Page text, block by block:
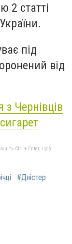
2 статті
під
від
Чернівців
Ctrl + Enter, щоб
#Дністер